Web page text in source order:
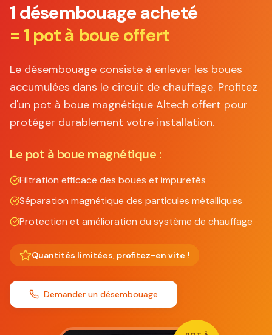
1 désembouage acheté
= 1 pot à boue offert
Le désembouage consiste à enlever les boues
accumulées dans le circuit de chauffage. Profitez
d'un pot à boue magnétique Altech offert pour
protéger durablement votre installation.
Le pot à boue magnétique :
Filtration efficace des boues et impuretés
Séparation magnétique des particules métalliques
Protection et amélioration du système de chauffage
Quantités limitées, profitez-en vite !
Demander un désembouage